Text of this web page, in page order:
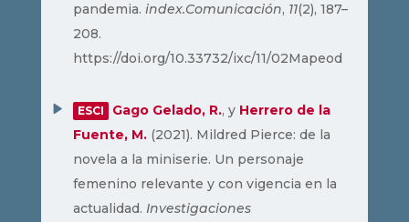
pandemia. index.Comunicación, 11(2), 187–
208.
https://doi.org/10.33732/ixc/11/02Mapeod
ESCI Gago Gelado, R., y Herrero de la
Fuente, M. (2021). Mildred Pierce: de la
novela a la miniserie. Un personaje
femenino relevante y con vigencia en la
actualidad. Investigaciones